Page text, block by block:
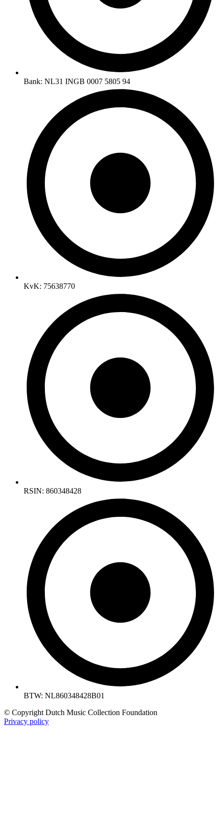
Bank: NL31 INGB 0007 5805 94
KvK: 75638770
RSIN: 860348428
BTW: NL860348428B01
© Copyright Dutch Music Collection Foundation
Privacy policy